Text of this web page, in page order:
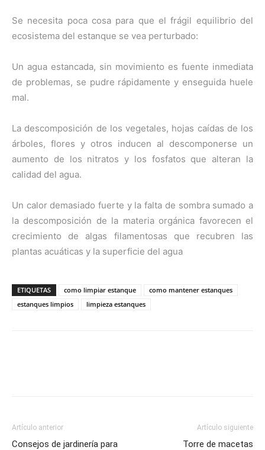
Se necesita poca cosa para que el frágil equilibrio del
ecosistema del estanque se vea perturbado:
Un agua estancada, sin movimiento es fuente inmediata
de problemas, se pudre rápidamente y enseguida huele
mal.
La descomposición de los vegetales, hojas caídas de los
árboles, flores y otros inducen al descomponerse un
aumento de los nitratos y los fosfatos que alteran la
calidad del agua.
Un calor demasiado fuerte y la falta de sombra sumado a
la descomposición de la materia orgánica favorecen el
crecimiento de algas filamentosas que recubren las
plantas acuáticas y la superficie del agua
ETIQUETAS como limpiar estanque
como mantener estanques
estanques limpios
limpieza estanques
Artículo anterior
Consejos de jardinería para
Artículo siguiente
Torre de macetas